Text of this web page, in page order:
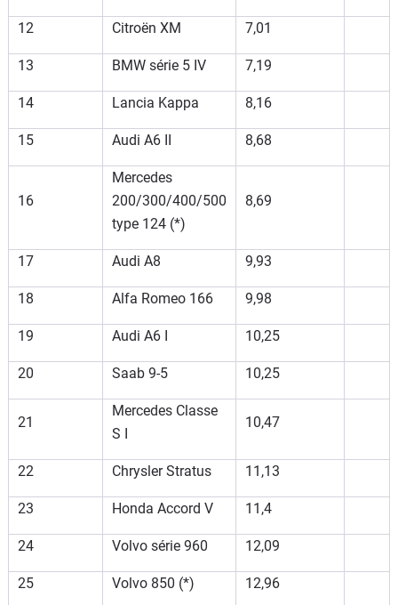
12 Citroën XM 7,01
13 BMW série 5 IV 7,19
14 Lancia Kappa 8,16
15 Audi A6 II 8,68
16
Mercedes
200/300/400/500
type 124 (*)
8,69
17 Audi A8 9,93
18 Alfa Romeo 166 9,98
19 Audi A6 I 10,25
20 Saab 9-5 10,25
21
Mercedes Classe
S I
10,47
22 Chrysler Stratus 11,13
23 Honda Accord V 11,4
24 Volvo série 960 12,09
25 Volvo 850 (*) 12,96